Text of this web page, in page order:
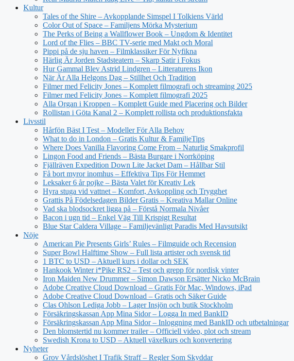
Kultur
Tales of the Shire – Avkopplande Simspel I Tolkiens Värld
Color Out of Space – Familjens Mörka Mysterium
The Perks of Being a Wallflower Book – Ungdom & Identitet
Lord of the Flies – BBC TV-serie med Makt och Moral
Pippi på de sju haven – Filmklassiker För Nyfikna
Härlig Är Jorden Stadsteatern – Skarp Satir i Fokus
Hur Gammal Blev Astrid Lindgren – Litteraturens Ikon
När Är Alla Helgons Dag – Stillhet Och Tradition
Filmer med Felicity Jones – Komplett filmografi och streaming 2025
Filmer med Felicity Jones – Komplett filmografi 2025
Alla Organ i Kroppen – Komplett Guide med Placering och Bilder
Rollistan i Göta Kanal 2 – Komplett rollista och produktionsfakta
Livsstil
Hårfön Bäst I Test – Modeller För Alla Behov
What to do in London – Gratis Kultur & FamiljeTips
Where Does Vanilla Flavoring Come From – Naturlig Smakprofil
Lingon Food and Friends – Bästa Burgare i Norrköping
Fjällräven Expedition Down Lite Jacket Dam – Hållbar Stil
Få bort myror inomhus – Effektiva Tips För Hemmet
Leksaker 6 år pojke – Bästa Valet för Kreativ Lek
Hyra stuga vid vattnet – Komfort, Avkoppling och Trygghet
Grattis På Födelsedagen Bilder Gratis – Kreativa Mallar Online
Vad ska blodsockret ligga på – Förstå Normala Nivåer
Bacon i ugn tid – Enkel Väg Till Krispigt Resultat
Blue Star Caldera Village – Familjevänligt Paradis Med Havsutsikt
Nöje
American Pie Presents Girls’ Rules – Filmguide och Recension
Super Bowl Halftime Show – Full lista artister och svensk tid
1 BTC to USD – Aktuell kurs i dollar och SEK
Hankook Winter i*Pike RS2 – Test och grepp för nordisk vinter
Iron Maiden New Drummer – Simon Dawson Ersätter Nicko McBrain
Adobe Creative Cloud Download – Gratis För Mac, Windows, iPad
Adobe Creative Cloud Download – Gratis och Säker Guide
Clas Ohlson Lediga Jobb – Lager Insjön och butik Stockholm
Försäkringskassan App Mina Sidor – Logga In med BankID
Försäkringskassan App Mina Sidor – Inloggning med BankID och utbetalningar
Den blomstertid nu kommer trailer – Officiell video, plot och stream
Swedish Krona to USD – Aktuell växelkurs och konvertering
Nyheter
Grov Vårdslöshet I Trafik Straff – Regler Som Skyddar